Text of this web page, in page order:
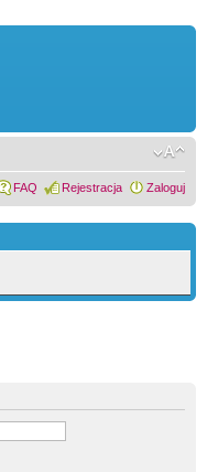
FAQ Rejestracja Zaloguj